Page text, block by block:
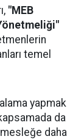
"MEB
temel
yapmak
da
mesleğe daha